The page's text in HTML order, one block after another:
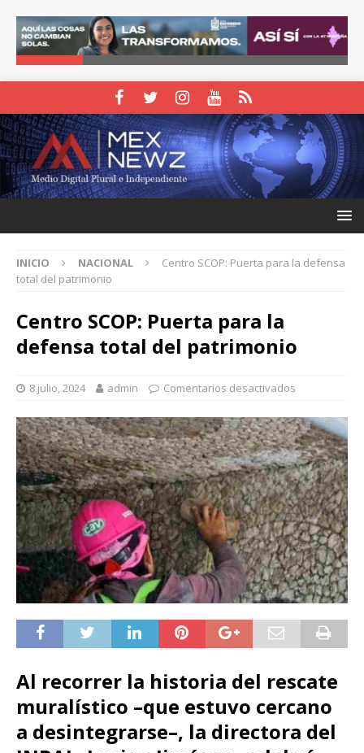
INICIO NACIONAL
Centro SCOP: Puerta para la defensa
total del patrimonio
Centro SCOP: Puerta para la
defensa total del patrimonio
8 julio, 2024 admin Comentarios desactivados
Al recorrer la historia del rescate
muralístico –que estuvo cercano
a desintegrarse–, la directora del